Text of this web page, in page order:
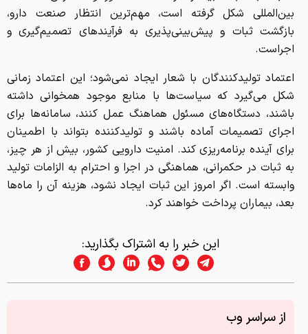
بین‌المللی شکل گرفته است، مهم‌ترین انتظار صنعت دارو،
بازگشت ثبات و پیش‌بینی‌پذیری به فرآیندهای تصمیم‌گیری و
اجراست.
اعتماد تولیدکنندگان با شعار ایجاد نمی‌شود؛ این اعتماد زمانی
شکل می‌گیرد که سیاست‌ها با منابع موجود همخوانی داشته
باشند، دستگاه‌های مسئول هماهنگ عمل کنند، سامانه‌ها برای
اجرای تصمیمات آماده باشند و تولیدکننده بتواند با اطمینان
برای آینده برنامه‌ریزی کند. امنیت دارویی کشور، بیش از هر چیز،
به ثبات در حکمرانی، هماهنگی در اجرا و احترام به الزامات تولید
وابسته است. اگر امروز این ثبات ایجاد نشود، هزینه آن را ماه‌ها
بعد، بیماران پرداخت خواهند کرد.
این خبر را به اشتراک بگذارید:
از سراسر وب